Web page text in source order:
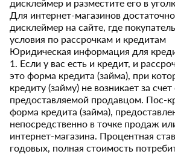
дисклеймер и разместите его в
Для интернет-магазинов
дисклеймер на сайте, где
условия по рассрочкам и
Юридическая информация для
1. Если у вас есть и кредит, и
это форма кредита (займа), при
кредиту (займу) не возникает за
предоставляемой продавцом. Пос-
форма кредита (займа),
непосредственно в точке продаж
интернет-магазина. Процентная
годовых, полная стоимость